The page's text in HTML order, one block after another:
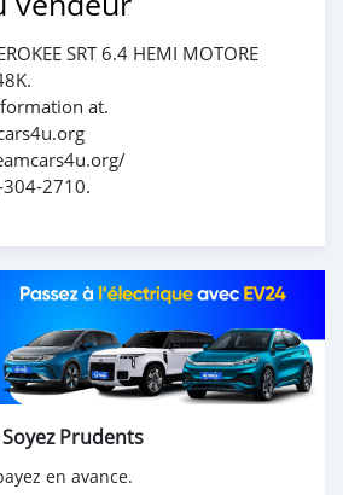
SRT 6.4 HEMI MOTORE
at.
2710‬.
Soyez Prudents
en avance.